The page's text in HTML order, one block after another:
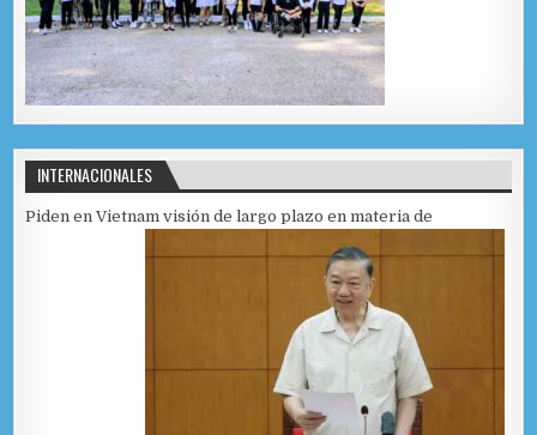
INTERNACIONALES
Piden en Vietnam visión de largo plazo en materia de